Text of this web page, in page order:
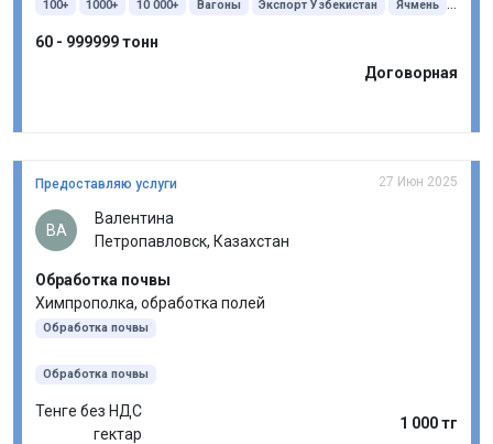
100+ 1000+ 10 000+ Вагоны Экспорт Узбекистан
Ячмень
60 - 999999 тонн
Договорная
Предоставляю услуги 27 Июн 2025
ВА
Валентина
Петропавловск, Казахстан
Обработка почвы
Химпрополка, обработка полей
Обработка почвы
Обработка почвы
Тенге без НДС
гектар
1 000 тг